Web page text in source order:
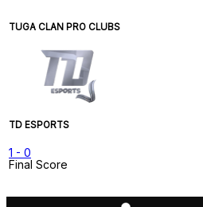
TUGA CLAN PRO CLUBS
TD ESPORTS
1 - 0
Final Score